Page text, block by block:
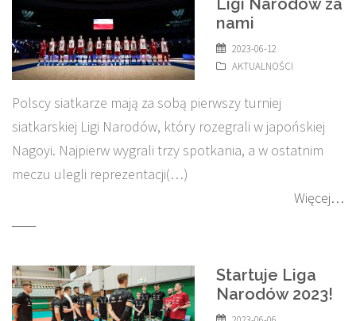
Ligi Narodów za
nami
2023-06-12
AKTUALNOŚCI
Polscy siatkarze mają za sobą pierwszy turniej
siatkarskiej Ligi Narodów, który rozegrali w japońskiej
Nagoyi. Najpierw wygrali trzy spotkania, a w ostatnim
meczu ulegli reprezentacji(…)
Więcej…
Startuje Liga
Narodów 2023!